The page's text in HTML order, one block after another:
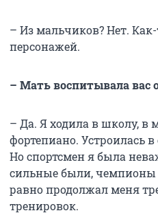
– Из мальчиков? Нет.
персонажей.
– Мать воспитывала вас
– Да. Я ходила в школу, в
фортепиано. Устроилась
Но спортсмен я была
сильные были, чемпионы
равно продолжал меня
тренировок.